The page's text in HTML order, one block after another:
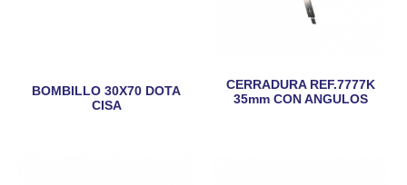
BOMBILLO 30X70 DOTA
CISA
CERRADURA REF.7777K
35mm CON ANGULOS